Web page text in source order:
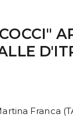
Franca